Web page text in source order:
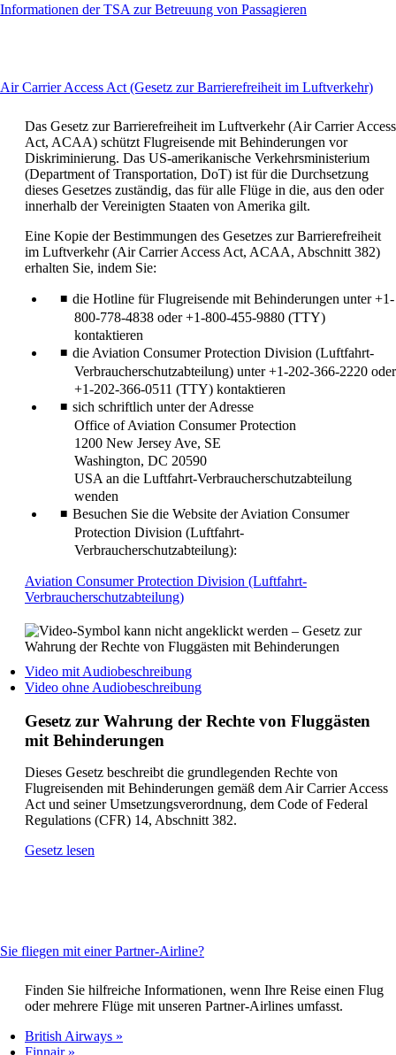
Informationen der TSA zur Betreuung von Passagieren
einem
Fenster,
welche
möglicherweise
nicht
die
Richtlinien
für
Barrierefreiheit
erfüllt.
Air Carrier Access Act (Gesetz zur Barrierefreiheit im Luftverkehr)This
be
Das Gesetz zur Barrierefreiheit im Luftverkehr (Air Carrier Access
Act, ACAA) schützt Flugreisende mit Behinderungen vor
Diskriminierung. Das US-amerikanische Verkehrsministerium
(Department of Transportation, DoT) ist für die Durchsetzung
dieses Gesetzes zuständig, das für alle Flüge in die, aus den oder
innerhalb der Vereinigten Staaten von Amerika gilt.
Eine Kopie der Bestimmungen des Gesetzes zur Barrierefreiheit
im Luftverkehr (Air Carrier Access Act, ACAA, Abschnitt 382)
erhalten Sie, indem Sie:
die Hotline für Flugreisende mit Behinderungen unter +1-
800-778-4838 oder +1-800-455-9880 (TTY)
kontaktieren
die Aviation Consumer Protection Division (Luftfahrt-
Verbraucherschutzabteilung) unter +1-202-366-2220 oder
+1-202-366-0511 (TTY) kontaktieren
sich schriftlich unter der Adresse
Office of Aviation Consumer Protection
1200 New Jersey Ave, SE
Washington, DC 20590
USA an die Luftfahrt-Verbraucherschutzabteilung
wenden
Besuchen Sie die Website der Aviation Consumer
Protection Division (Luftfahrt-
Verbraucherschutzabteilung):
Aviation Consumer Protection Division (Luftfahrt-
Verbraucherschutzabteilung)Öffnet
andere
Website
einem
neuen
Diese
nicht
den
Richtlinien
für
Video mit AudiobeschreibungÖffnet
ein
in
Fenster
auf
einer
anderen
Website,
entspricht.
Video ohne AudiobeschreibungÖffnet
Video
neuen
Fenster
auf
einer
anderen
Barrierefreiheit
Gesetz zur Wahrung der Rechte von Fluggästen
mit Behinderungen
Dieses Gesetz beschreibt die grundlegenden Rechte von
Flugreisenden mit Behinderungen gemäß dem Air Carrier Access
Act und seiner Umsetzungsverordnung, dem Code of Federal
Regulations (CFR) 14, Abschnitt 382.
Gesetz lesen
neuen
Fenster,
möglicherweise
nicht
Richtlinien
Sie fliegen mit einer Partner-Airline?This
be
expanded
Finden Sie hilfreiche Informationen, wenn Ihre Reise einen Flug
oder mehrere Flüge mit unseren Partner-Airlines umfasst.
British Airways